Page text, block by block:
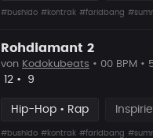
#bushido #kontrak #faridbang
Rohdiamant 2
von Kodokubeats • 00 BPM •
Likes
12 • Vorgeschlagen
9
Hip-Hop • Rap
#bushido #kontrak #faridbang